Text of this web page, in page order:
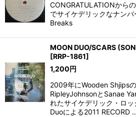
CONGRATULATIONから
でサイケデリックなナン
Breaks
MOON DUO/SCARS
[RRP-1861]
1,200 円
2009年にWooden Shjipsの
RipleyJohnsonとSanae
れたサイケデリック・ロ
Duoによる2011 RECORD